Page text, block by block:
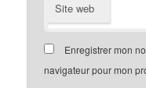
Site web
Enregistrer mon
navigateur pour mon